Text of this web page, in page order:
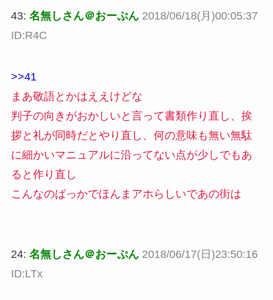
43: 名無しさん＠おーぷん 2018/06/18(月)00:05:37
ID:R4C
>>41
まあ敬語とかはええけどな
判子の向きがおかしいと言って書類作り直し、挨
拶と礼が同時だとやり直し、何の意味も無い無駄
に細かいマニュアルに沿ってない点が少しでもあ
ると作り直し
こんなのばっかでほんまアホらしいであの街は
24: 名無しさん＠おーぷん 2018/06/17(日)23:50:16
ID:LTx